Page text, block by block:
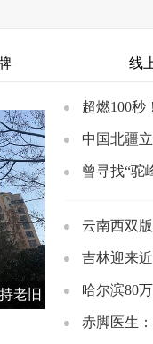
线
老旧
超燃100秒
中国北疆
曾寻找“驼
云南西双
吉林迎来
哈尔滨80
赤脚医生